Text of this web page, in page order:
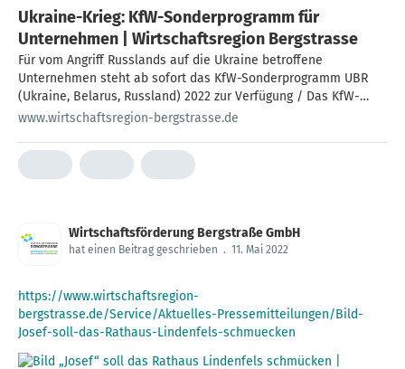
Ukraine-Krieg: KfW-Sonderprogramm für
Unternehmen | Wirtschaftsregion Bergstrasse
Für vom Angriff Russlands auf die Ukraine betroffene
Unternehmen steht ab sofort das KfW-Sonder­programm UBR
(Ukraine, Belarus, Russland) 2022 zur Verfügung / Das KfW-
Sonder­programm UBR 2022 ist bis zum 31.12.2022 befristet
www.wirtschaftsregion-bergstrasse.de
Wirtschaftsförderung Bergstraße GmbH
hat einen Beitrag geschrieben . 11. Mai 2022
https://www.wirtschaftsregion-
bergstrasse.de/Service/Aktuelles-Pressemitteilungen/Bild-
Josef-soll-das-Rathaus-Lindenfels-schmuecken